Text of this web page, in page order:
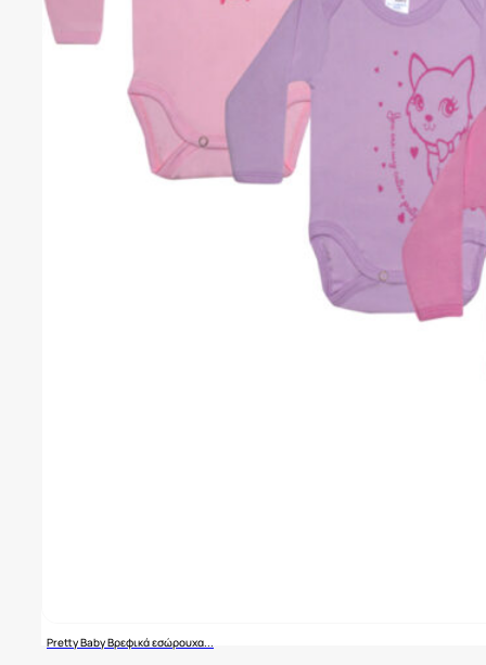
Pretty Baby Βρεφικά εσώρουχα...